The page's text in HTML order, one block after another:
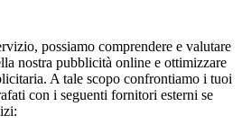
possiamo comprendere e valutare
nostra pubblicità online e ottimizzare
A tale scopo confrontiamo i tuoi
con i seguenti fornitori esterni se